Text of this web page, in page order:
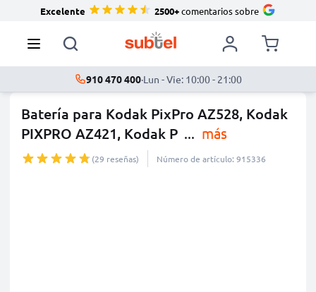
Excelente 2500+comentarios sobre
910 470 400·Lun - Vie: 10:00 - 21:00
Batería para Kodak PixPro AZ528, Kodak
PIXPRO AZ421, Kodak P ... más
(29 reseñas) Número de artículo: 915336